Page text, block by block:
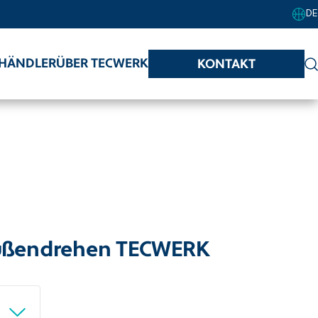
DE
HÄNDLERÜBER TECWERK KONTAKT
TECWERK